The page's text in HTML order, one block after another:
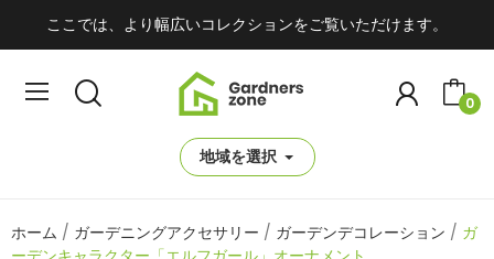
ここでは、より幅広いコレクションをご覧いただけます。
0
地域を選択
ホーム ガーデニングアクセサリー ガーデンデコレーション
ガ